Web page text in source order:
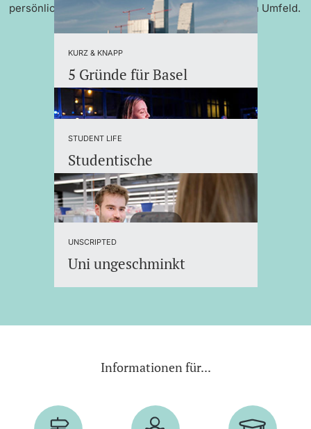
persönlicher Betreuung und einem internationalen Umfeld.
KURZ & KNAPP
5 Gründe für Basel
STUDENT LIFE
Studentische
Organisationen
UNSCRIPTED
Uni ungeschminkt
Informationen für...